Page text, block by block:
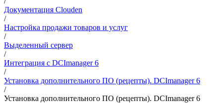
Документация Clouden
/
Настройка продажи товаров и услуг
/
Выделенный сервер
/
Интеграция с DCImanager 6
/
Установка дополнительного ПО (рецепты). DCImanager 6
/
Установка дополнительного ПО (рецепты). DCImanager 6